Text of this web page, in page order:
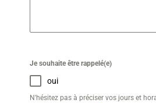
Je souhaite être rappelé(e)
oui
N'hésitez pas à préciser vos jours et